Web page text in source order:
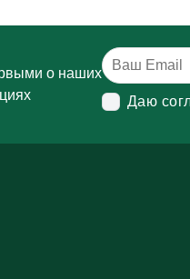
о наших
Даю